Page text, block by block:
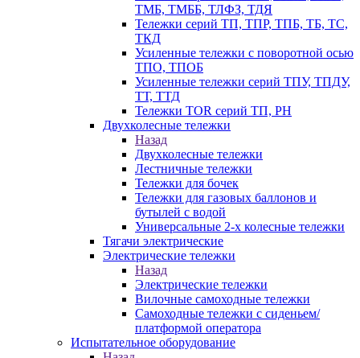
ТМБ, ТМББ, ТЛФЗ, ТДЯ
Тележки серий ТП, ТПР, ТПБ, ТБ, ТС,
ТКД
Усиленные тележки с поворотной осью
ТПО, ТПОБ
Усиленные тележки серий ТПУ, ТПДУ,
ТТ, ТТД
Тележки TOR серий ТП, PH
Двухколесные тележки
Назад
Двухколесные тележки
Лестничные тележки
Тележки для бочек
Тележки для газовых баллонов и
бутылей с водой
Универсальные 2-х колесные тележки
Тягачи электрические
Электрические тележки
Назад
Электрические тележки
Вилочные самоходные тележки
Самоходные тележки с сиденьем/
платформой оператора
Испытательное оборудование